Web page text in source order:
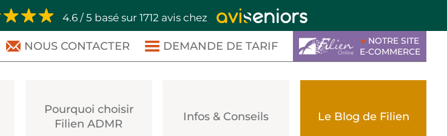
4.6 / 5 basé sur 1712 avis chez
NOUS CONTACTER DEMANDE DE TARIF ► NOTRE SITE
E-COMMERCE
Pourquoi choisir
Filien ADMR
Infos & Conseils Le Blog de Filien